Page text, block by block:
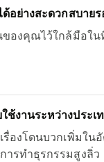
ด้อย่างสะดวกสบาย
ของคุณไว้ใกล้มือใน
ช้งานระหว่างประเ
รื่องโดนบวกเพิ่มใน
ารทำธุรกรรมสูงลิ่ว